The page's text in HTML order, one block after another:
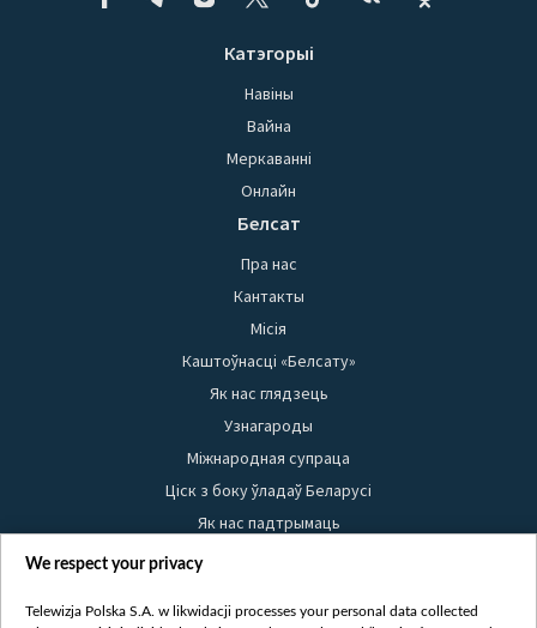
Катэгорыі
Навіны
Вайна
Меркаванні
Онлайн
Белсат
Пра нас
Кантакты
Місія
Каштоўнасці «Белсату»
Як нас глядзець
Узнагароды
Міжнародная супраца
Ціск з боку ўладаў Беларусі
Як нас падтрымаць
Правілы выкарыстання матэрыялаў
Бяспека
We respect your privacy
Telewizja Polska S.A. w likwidacji processes your personal data collected